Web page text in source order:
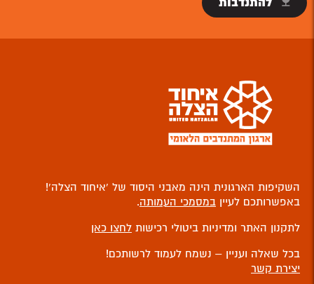
השקיפות הארגונית הינה מאבני היסוד של ‘איחוד הצלה’!
באפשרותכם לעיין במסמכי העמותה.
לתקנון האתר ומדיניות ביטולי רכישות לחצו כאן
בכל שאלה ועניין – נשמח לעמוד לרשותכם!
יצירת קשר